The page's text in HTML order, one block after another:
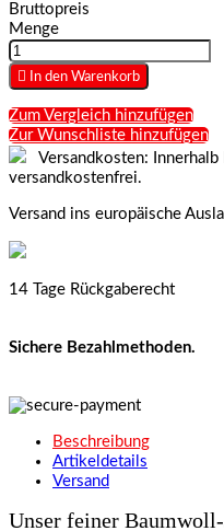
Bruttopreis
Menge
 In den Warenkorb
Zum Vergleich hinzufügen
Zur Wunschliste hinzufügen
Versandkosten:
versandkostenfrei.
Versand ins europäische
14 Tage Rückgaberecht
Sichere Bezahlmethoden.
Beschreibung
Artikeldetails
Versand
Unser feiner